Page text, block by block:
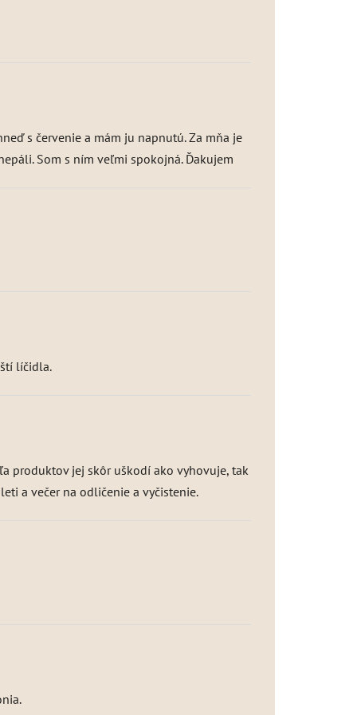
s červenie a mám ju napnutú. Za mňa je
Som s ním veľmi spokojná. Ďakujem
líčidla.
produktov jej skôr uškodí ako vyhovuje, tak
a večer na odličenie a vyčistenie.